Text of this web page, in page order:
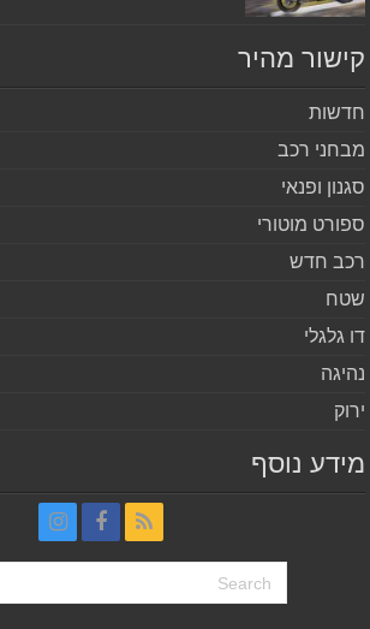
מהיר
רכב
ופנאי
מוטורי
חדש
גלגלי
נוסף